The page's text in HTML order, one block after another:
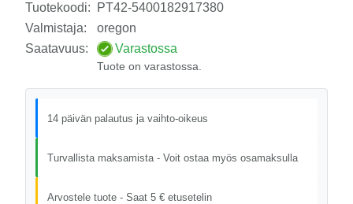
Tuotekoodi:
PT42-5400182917380
Valmistaja:
oregon
Saatavuus:
Varastossa
Tuote on varastossa.
14 päivän palautus ja vaihto-oikeus
Turvallista maksamista - Voit ostaa myös osamaksulla
Arvostele tuote - Saat 5 € etusetelin